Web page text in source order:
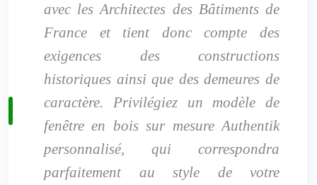
avec les Architectes des Bâtiments de
France et tient donc compte des
exigences des constructions
historiques ainsi que des demeures de
caractère. Privilégiez un modèle de
fenêtre en bois sur mesure Authentik
personnalisé, qui correspondra
parfaitement au style de votre